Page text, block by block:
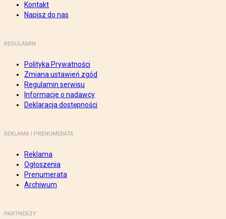
Kontakt
Napisz do nas
REGULAMIN
Polityka Prywatności
Zmiana ustawień zgód
Regulamin serwisu
Informacje o nadawcy
Deklaracja dostępności
REKLAMA I PRENUMERATA
Reklama
Ogłoszenia
Prenumerata
Archiwum
PARTNERZY